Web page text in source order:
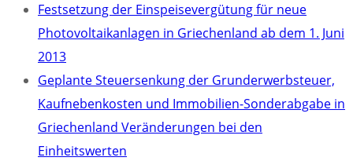
Festsetzung der Einspeisevergütung für neue
Photovoltaikanlagen in Griechenland ab dem 1. Juni
2013
Geplante Steuersenkung der Grunderwerbsteuer,
Kaufnebenkosten und Immobilien-Sonderabgabe in
Griechenland Veränderungen bei den
Einheitswerten